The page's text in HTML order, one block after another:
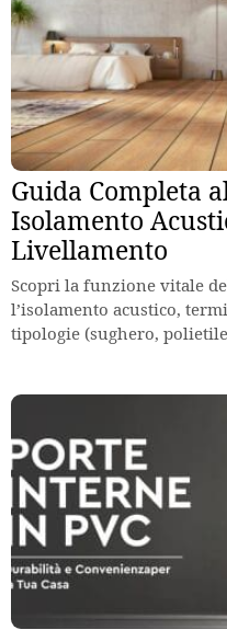
Guida Completa
Isolamento
Livellamento
Scopri la funzione vitale
l’isolamento acustico,
tipologie (sughero,